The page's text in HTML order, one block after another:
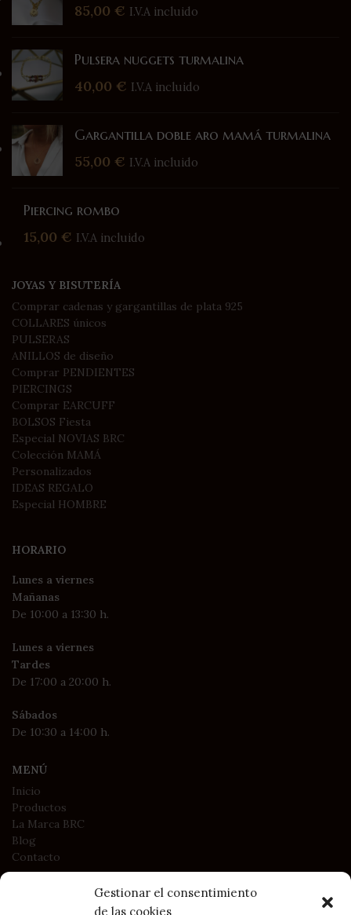
Gestionar el consentimiento
de las cookies
85,00 € I.V.A incluido
Pulsera nuggets turmalina
40,00 € I.V.A incluido
Gargantilla doble aro mamá turmalina
55,00 € I.V.A incluido
Piercing rombo
15,00 € I.V.A incluido
JOYAS Y BISUTERÍA
Comprar cadenas y gargantillas de plata 925
COLLARES únicos
PULSERAS
ANILLOS de diseño
Comprar PENDIENTES
PIERCINGS
Comprar EARCUFF
BOLSOS Fiesta
Especial NOVIAS BRC
Colección MAMÁ
Personalizados
IDEAS REGALO
Especial HOMBRE
HORARIO
Lunes a viernes
Mañanas
De 10:00 a 13:30 h.
Lunes a viernes
Tardes
De 17:00 a 20:00 h.
Sábados
De 10:30 a 14:00 h.
MENÚ
Inicio
Productos
La Marca BRC
Blog
Contacto